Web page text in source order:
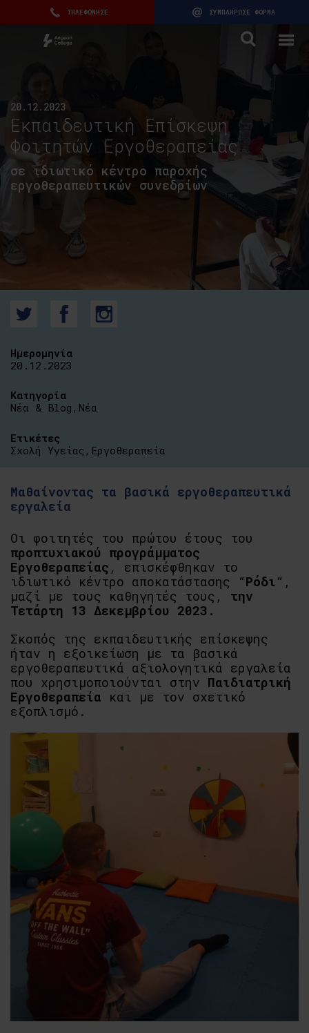
ΤΗΛΕΦΩΝΗΣΕ ΣΥΜΠΛΗΡΩΣΕ ΦΟΡΜΑ
20.12.2023
Εκπαιδευτική Επίσκεψη
Φοιτητών Εργοθεραπείας
σε ιδιωτικό κέντρο παροχής
εργοθεραπευτικών συνεδρίων
Μαθαίνοντας τα βασικά εργοθεραπευτικά
εργαλεία
Οι φοιτητές του πρώτου έτους του
προπτυχιακού προγράμματος
Εργοθεραπείας , επισκέφθηκαν το
ιδιωτικό κέντρο αποκατάστασης “Ρόδι “,
μαζί με τους καθηγητές τους, την
Τετάρτη 13 Δεκεμβρίου 2023.
Σκοπός της εκπαιδευτικής επίσκεψης
ήταν η εξοικείωση με τα βασικά
εργοθεραπευτικά αξιολογητικά εργαλεία
που χρησιμοποιούνται στην Παιδιατρική
Εργοθεραπεία και με τον σχετικό
εξοπλισμό.
Ημερομηνία
20.12.2023
Κατηγορία
Νέα & Blog , Νέα
Ετικέτες
Σχολή Υγείας , Εργοθεραπεία